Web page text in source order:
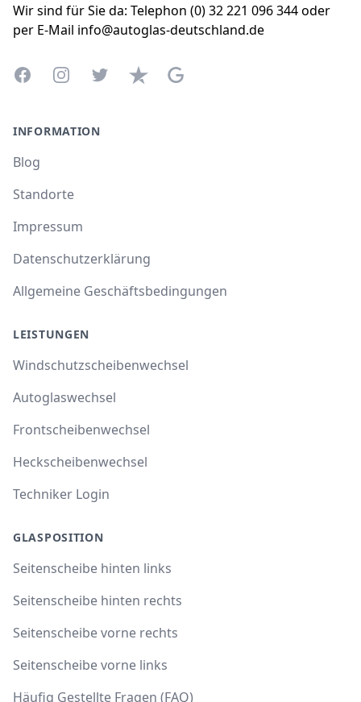
Wir sind für Sie da: Telephon (0) 32 221 096 344 oder
per E-Mail info@autoglas-deutschland.de
FacebookInstagramTwitterTrustpilotGoogle Business Profile
INFORMATION
Blog
Standorte
Impressum
Datenschutzerklärung
Allgemeine Geschäftsbedingungen
LEISTUNGEN
Windschutzscheibenwechsel
Autoglaswechsel
Frontscheibenwechsel
Heckscheibenwechsel
Techniker Login
GLASPOSITION
Seitenscheibe hinten links
Seitenscheibe hinten rechts
Seitenscheibe vorne rechts
Seitenscheibe vorne links
Häufig Gestellte Fragen (FAQ)